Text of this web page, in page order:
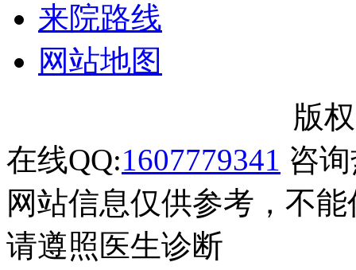
来院路线
网站地图
版
在线QQ:1607779341 咨
网站信息仅供参考，不
请遵照医生诊断